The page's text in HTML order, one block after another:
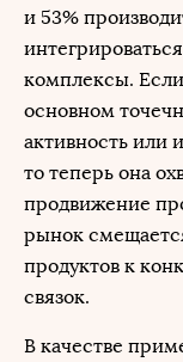
и 53%
комплексы.
основном
активность или
то теперь она
продвижение
рынок
продуктов к
связок.
В качестве